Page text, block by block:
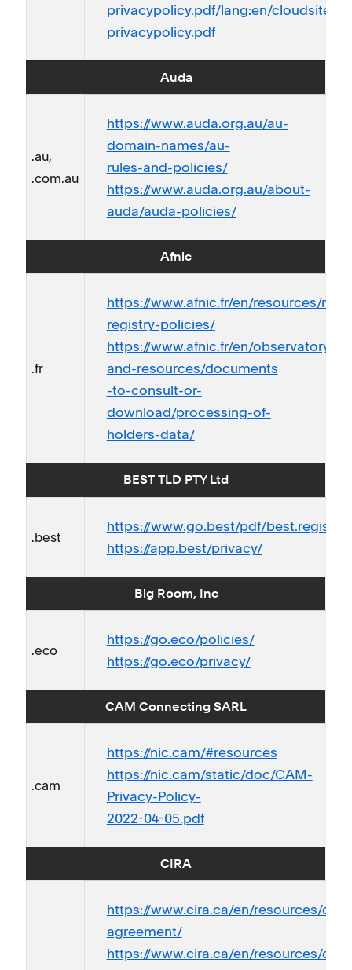
privacypolicy.pdf/lang:en/cloudsite-
privacypolicy.pdf
Auda
.au,
.com.au
https://www.auda.org.au/au-
domain-names/au-
rules-and-policies/
https://www.auda.org.au/about-
auda/auda-policies/
Afnic
.fr
https://www.afnic.fr/en/resources/
registry-policies/
https://www.afnic.fr/en/observatory-
and-resources/documents
-to-consult-or-
download/processing-of-
holders-data/
BEST TLD PTY Ltd
.best
https://www.go.best/pdf/
https://app.best/privacy/
Big Room, Inc
.eco
https://go.eco/policies/
https://go.eco/privacy/
CAM Connecting SARL
.cam
https://nic.cam/#resources
https://nic.cam/static/doc/CAM-
Privacy-Policy-
2022-04-05.pdf
CIRA
https://www.cira.ca/en/resources/
agreement/
https://www.cira.ca/en/resources/